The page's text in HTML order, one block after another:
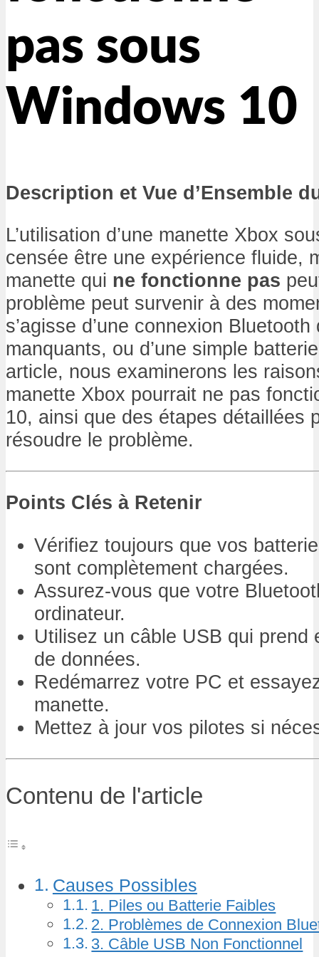
pas sous
Windows 10
Description et Vue d’Ensemble
L’utilisation d’une manette Xbox
censée être une expérience fluide,
manette qui ne fonctionne pas
problème peut survenir à des
s’agisse d’une connexion
manquants, ou d’une simple
article, nous examinerons les
manette Xbox pourrait ne pas
10, ainsi que des étapes détaillées
résoudre le problème.
Points Clés à Retenir
Vérifiez toujours que vos
sont complètement chargées.
Assurez-vous que votre
ordinateur.
Utilisez un câble USB qui prend
de données.
Redémarrez votre PC et
manette.
Mettez à jour vos pilotes si
Contenu de l'article
Causes Possibles
1. Piles ou Batterie Faibles
2. Problèmes de Connexion
3. Câble USB Non Fonctionnel